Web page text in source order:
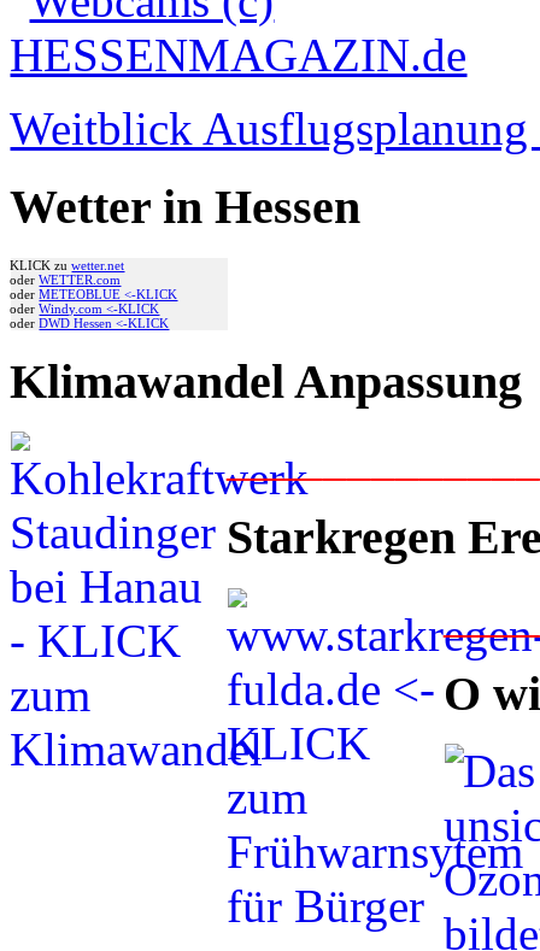
Weitblick
Wetter in Hessen
KLICK zuwetter.net
oderWETTER.com
oderMETEOBLUE <-KLICK
oderWindy.com <-KLICK
oderDWD Hessen <-KLICK
Klimawandel Anpassung
Starkregen
O